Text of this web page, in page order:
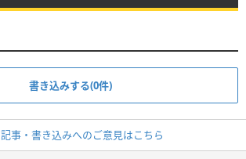
書き込みする(0件)
記事・書き込みへのご意見はこちら